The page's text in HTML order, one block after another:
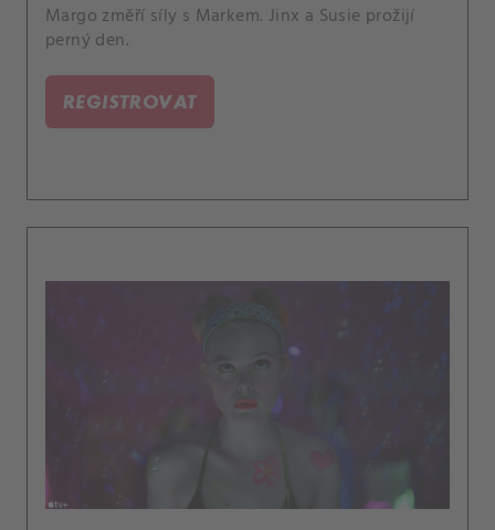
Margo změří síly s Markem. Jinx a Susie prožijí
perný den.
REGISTROVAT